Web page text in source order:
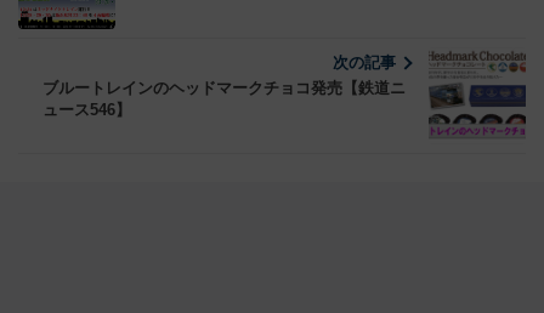
次の記事
ブルートレインのヘッドマークチョコ発売【鉄道ニ
ュース546】